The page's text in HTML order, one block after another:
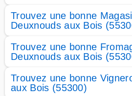
Trouvez une bonne
Deuxnouds aux Bois
Trouvez une bonne
Deuxnouds aux Bois
Trouvez une bonne
aux Bois (55300)